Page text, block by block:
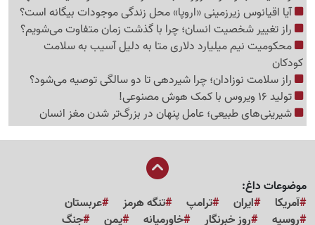
آیا اقیانوس زیرزمینی «اروپا» محل زندگی موجودات بیگانه است؟
راز تغییر شخصیت انسان؛ چرا با گذشت زمان متفاوت می‌شویم؟
محکومیت نیم میلیارد دلاری متا به دلیل آسیب به سلامت
کودکان
راز سلامت نوزادان؛ چرا شیردهی تا دو سالگی توصیه می‌شود؟
تولید 16 ویروس با کمک هوش مصنوعی!
شیرینی‌های طبیعی؛ عامل پنهان در بزرگ‌تر شدن مغز انسان
موضوعات داغ:
آمریکا
ایران ترامپ تنگه هرمز
عربستان
روسیه
روز خبرنگار خاورمیانه یمن جنگ